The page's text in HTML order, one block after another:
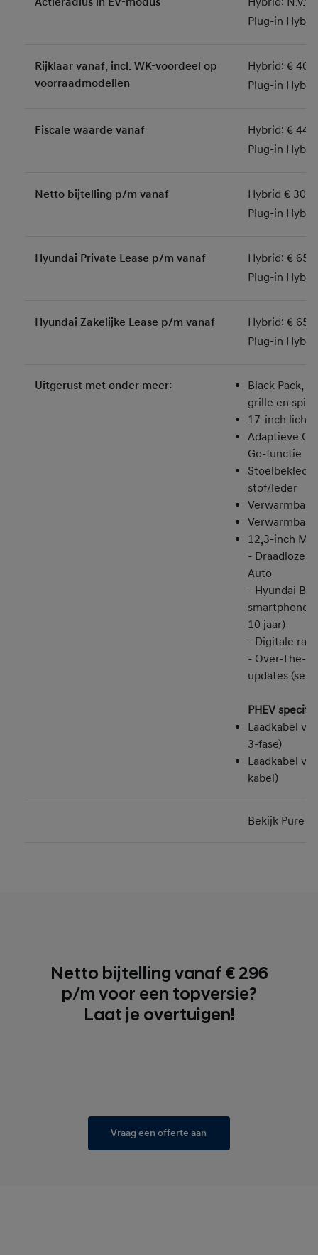
Plug-in
Rijklaar vanaf, incl. WK-voordeel op
voorraadmodellen
Hybrid: €
Plug-in
Fiscale waarde vanaf
Hybrid: €
Plug-in
Netto bijtelling p/m vanaf
Hybrid € 303
Plug-in
Hyundai Private Lease p/m vanaf
Hybrid: € 659
Plug-in
Hyundai Zakelijke Lease p/m vanaf
Hybrid: € 659
Plug-in
Uitgerust met onder meer:
Black Pack,
grille en
17-inch
Adaptieve
Go-functie
stof/leder
12,3-inch
- Draadloze
Auto
- Hyundai
smartphone-
10 jaar)
- Digitale
- Over-The-
updates
PHEV
Laadkabel
3-fase)
Laadkabel
kabel)
Bekijk Pure
Netto bijtelling vanaf € 296
p/m voor een topversie?
Laat je overtuigen!
Vraag een offerte aan